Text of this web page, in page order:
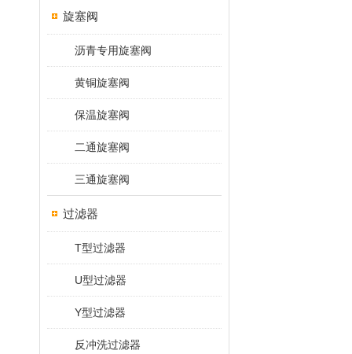
旋塞阀
沥青专用旋塞阀
黄铜旋塞阀
保温旋塞阀
二通旋塞阀
三通旋塞阀
过滤器
T型过滤器
U型过滤器
Y型过滤器
反冲洗过滤器